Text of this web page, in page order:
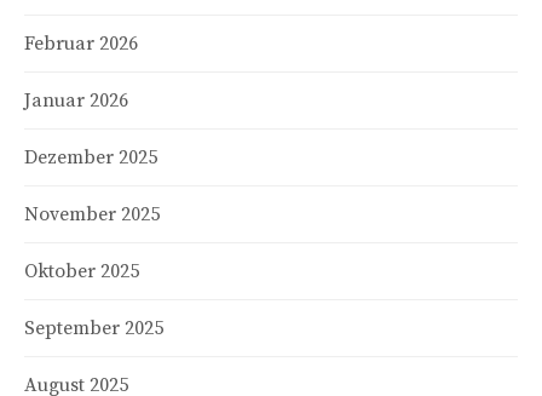
Februar 2026
Januar 2026
Dezember 2025
November 2025
Oktober 2025
September 2025
August 2025